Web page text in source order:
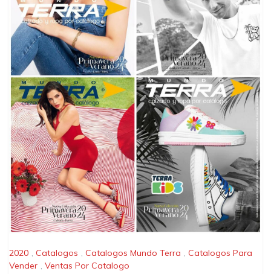
2020 , Catalogos , Catalogos Mundo Terra , Catalogos Para
Vender , Ventas Por Catalogo